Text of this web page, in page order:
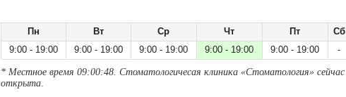
Пн Вт Ср Чт Пт Сб
9:00 - 19:00
9:00 - 19:00 9:00 - 19:00 9:00 - 19:00 9:00 - 19:00 -
* Местное время 09:00:48. Стоматологичесая клиника «Стоматология» сейчас
открыта.